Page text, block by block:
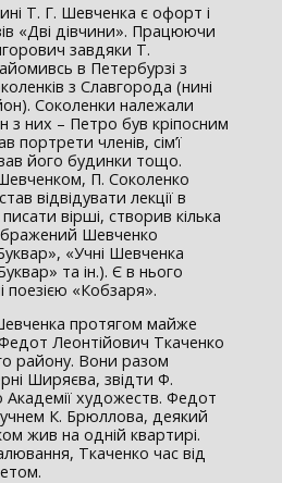
Т. Г. Шевченка є офорт і
«Дві дівчини». Працюючи
завдяки Т.
в Петербурзі з
з Славгорода (нині
Соколенки належали
з них – Петро був кріпосним
членів, сім’ї
його будинки тощо.
П. Соколенко
відвідувати лекції в
вірші, створив кілька
Шевченко
«Учні Шевченка
та ін.). Є в нього
поезією «Кобзаря».
протягом майже
Леонтійович Ткаченко
району. Вони разом
Ширяєва, звідти Ф.
Академії художеств. Федот
К. Брюллова, деякий
жив на одній квартирі.
Ткаченко час від